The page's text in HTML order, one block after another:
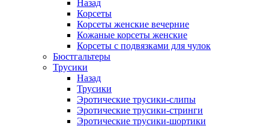
Назад
Корсеты
Корсеты женские вечерние
Кожаные корсеты женские
Корсеты с подвязками для чулок
Бюстгальтеры
Трусики
Назад
Трусики
Эротические трусики-слипы
Эротические трусики-стринги
Эротические трусики-шортики